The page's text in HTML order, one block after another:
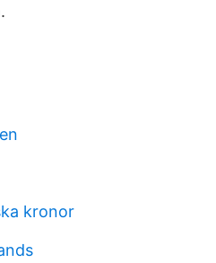
kronor